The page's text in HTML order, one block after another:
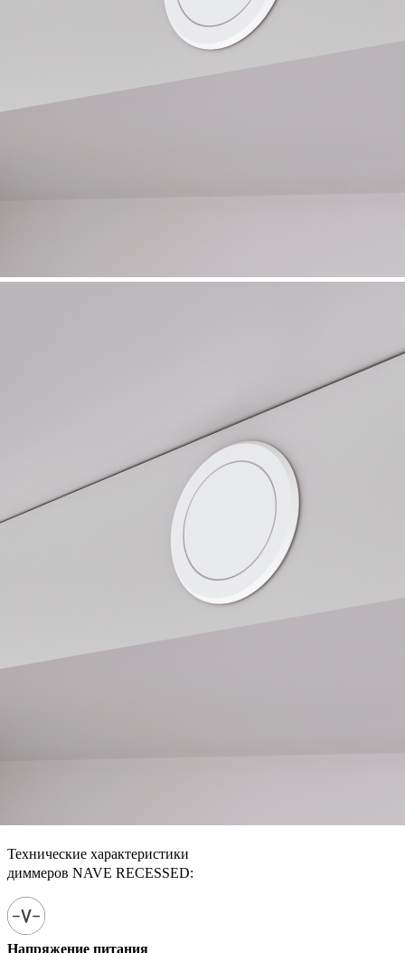
Технические характеристики
диммеров NAVE RECESSED:
Напряжение питания